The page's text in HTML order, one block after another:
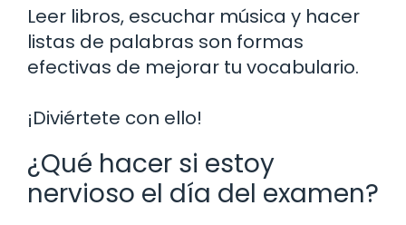
Leer libros, escuchar música y hacer
listas de palabras son formas
efectivas de mejorar tu vocabulario.
¡Diviértete con ello!
¿Qué hacer si estoy
nervioso el día del examen?